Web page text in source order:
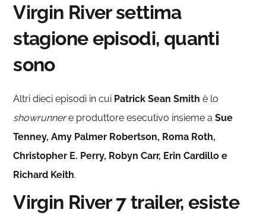
Virgin River settima
stagione episodi, quanti
sono
Altri dieci episodi in cui Patrick Sean Smith è lo
showrunnere produttore esecutivo insieme aSue
Tenney, Amy Palmer Robertson, Roma Roth,
Christopher E. Perry, Robyn Carr, Erin Cardillo e
Richard Keith.
Virgin River 7 trailer, esiste